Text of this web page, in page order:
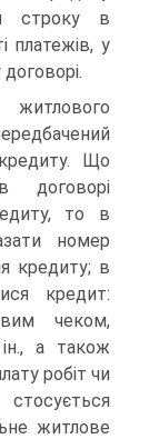
строку в
платежів, у
Що
договорі
то в
номер
кредиту; в
кредит:
чеком,
а також
робіт чи
житлове